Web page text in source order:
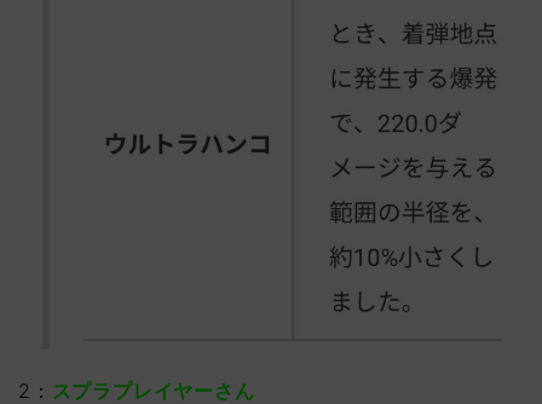
2： スプラプレイヤーさん